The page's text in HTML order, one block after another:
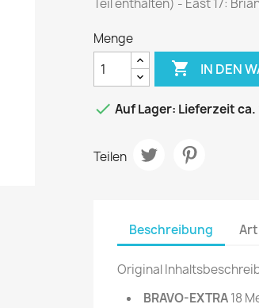
Motorrad Zeitschrift
Oldtimer Markt
PS das Sport Motorrad
TOURENFAHRER
REISE &
URLAUB
Mare
MERIAN
Teil enthalten) - East 17:
Menge
 IN DEN
 Auf Lager: Lieferzeit ca.
Teilen
Beschreibung
Original
BRAVO-EXTRA18